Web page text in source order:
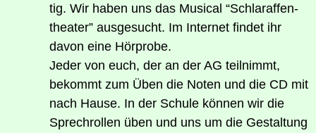
tig. Wir haben uns das Musi­cal “Schla­raf­fen­
thea­ter” aus­ge­sucht. Im Inter­net fin­det ihr
davon eine Hörprobe.
Jeder von euch, der an der AG teil­nimmt,
bekommt zum Üben die Noten und die CD mit
nach Hau­se. In der Schu­le kön­nen wir die
Sprech­rol­len üben und uns um die Gestal­tung